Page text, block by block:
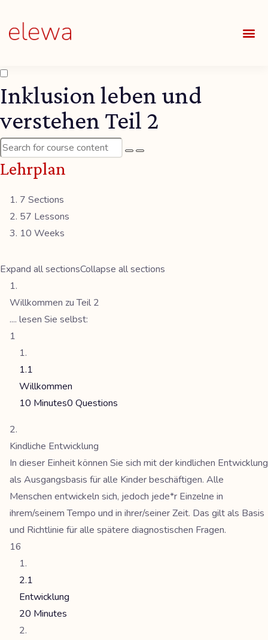
Inklusion leben und
verstehen Teil 2
Lehrplan
7 Sections
57 Lessons
10 Weeks
Expand all sectionsCollapse all sections
Willkommen zu Teil 2
.... lesen Sie selbst:
1
1.1
Willkommen
10 Minutes0 Questions
Kindliche Entwicklung
In dieser Einheit können Sie sich mit der kindlichen Entwicklung
als Ausgangsbasis für alle Kinder beschäftigen. Alle
Menschen entwickeln sich, jedoch jede*r Einzelne in
ihrem/seinem Tempo und in ihrer/seiner Zeit. Das gilt als Basis
und Richtlinie für alle spätere diagnostischen Fragen.
16
2.1
Entwicklung
20 Minutes